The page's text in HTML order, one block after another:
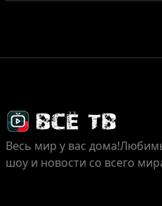
Весь мир у вас дома!
шоу и новости со всего